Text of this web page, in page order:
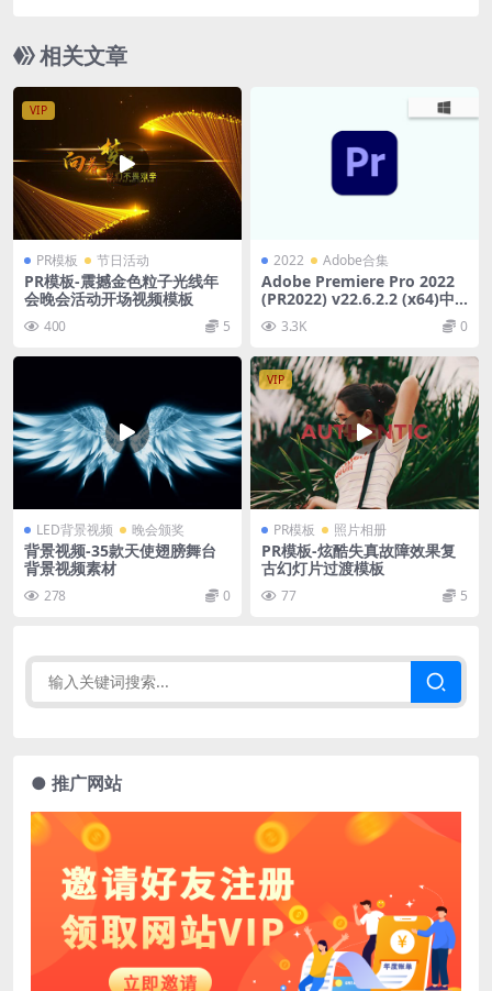
相关文章
VIP
PR模板 节日活动
PR模板-震撼金色粒子光线年
会晚会活动开场视频模板
400 5
2022 Adobe合集
Adobe Premiere Pro 2022
(PR2022) v22.6.2.2 (x64)中
文直装版
3.3K 0
LED背景视频 晚会颁奖
背景视频-35款天使翅膀舞台
背景视频素材
278 0
VIP
PR模板 照片相册
PR模板-炫酷失真故障效果复
古幻灯片过渡模板
77 5
● 推广网站